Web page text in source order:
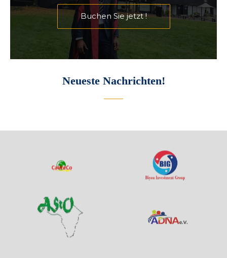
Buchen Sie jetzt !
Neueste Nachrichten!